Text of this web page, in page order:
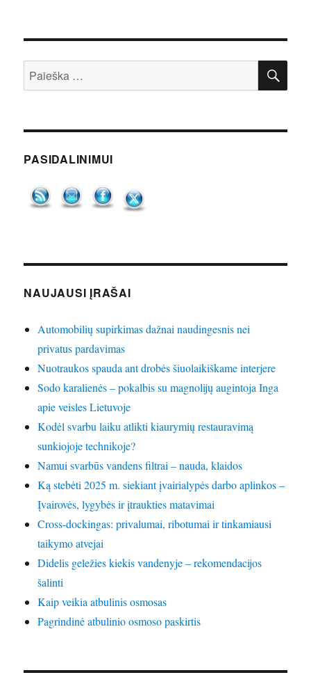
Ieškoti:
PASIDALINIMUI
NAUJAUSI ĮRAŠAI
Automobilių supirkimas dažnai naudingesnis nei
privatus pardavimas
Nuotraukos spauda ant drobės šiuolaikiškame interjere
Sodo karalienės – pokalbis su magnolijų augintoja Inga
apie veisles Lietuvoje
Kodėl svarbu laiku atlikti kiaurymių restauravimą
sunkiojoje technikoje?
Namui svarbūs vandens filtrai – nauda, klaidos
Ką stebėti 2025 m. siekiant įvairialypės darbo aplinkos –
Įvairovės, lygybės ir įtraukties matavimai
Cross-dockingas: privalumai, ribotumai ir tinkamiausi
taikymo atvejai
Didelis geležies kiekis vandenyje – rekomendacijos
šalinti
Kaip veikia atbulinis osmosas
Pagrindinė atbulinio osmoso paskirtis